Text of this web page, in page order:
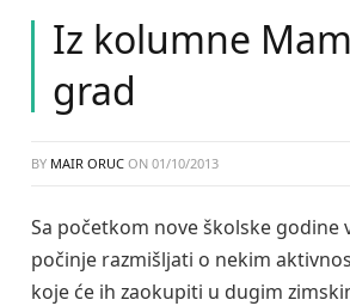
Iz kolumne
grad
BY MAIR ORUC ON 01/10/2013
Sa početkom nove školske godine
počinje razmišljati o nekim
koje će ih zaokupiti u dugim